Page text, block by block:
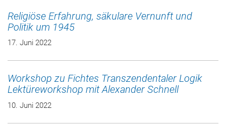
Religiöse Erfahrung, säkulare Vernunft und
Politik um 1945
17. Juni 2022
Workshop zu Fichtes Transzendentaler Logik
Lektüreworkshop mit Alexander Schnell
10. Juni 2022